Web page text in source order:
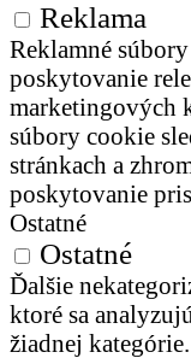
Reklama
Reklamné
poskytovanie
marketingových
súbory cookie
stránkach a
poskytovanie
Ostatné
Ostatné
Ďalšie
ktoré sa
žiadnej kategórie.